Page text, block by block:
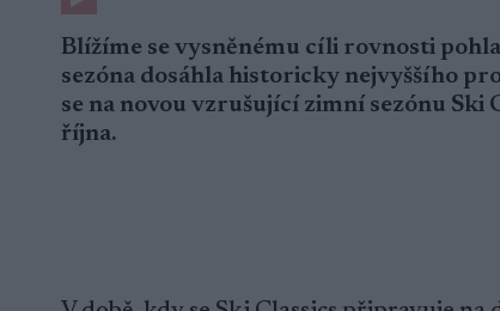
Blížíme se vysněnému cíli rovnosti
sezóna dosáhla historicky nejvyššího
se na novou vzrušující zimní sezónu
října.